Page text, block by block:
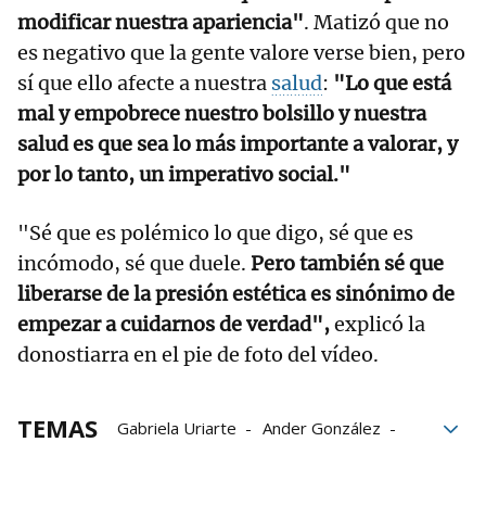
modificar nuestra apariencia". Matizó que no
es negativo que la gente valore verse bien, pero
sí que ello afecte a nuestra salud: "Lo que está
mal y empobrece nuestro bolsillo y nuestra
salud es que sea lo más importante a valorar, y
por lo tanto, un imperativo social."
"Sé que es polémico lo que digo, sé que es
incómodo, sé que duele. Pero también sé que
liberarse de la presión estética es sinónimo de
empezar a cuidarnos de verdad",explicó la
donostiarra en el pie de foto del vídeo.
TEMAS Gabriela Uriarte
Ander González